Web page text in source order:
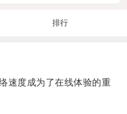
排行
度成为了在线体验的重